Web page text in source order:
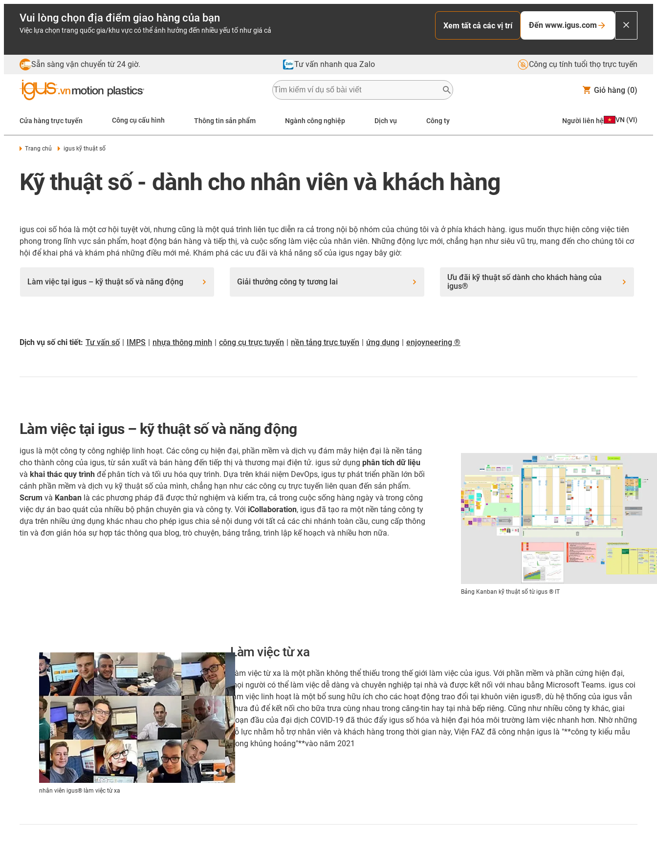
Vui lòng chọn địa điểm giao hàng của bạn
Việc lựa chọn trang quốc gia/khu vực có thể ảnh hưởng đến nhiều yếu tố như giá cả
Xem tất cả các vị trí Đến www.igus.com
Sẵn sàng vận chuyển từ 24 giờ. Tư vấn nhanh qua Zalo Công cụ tính tuổi thọ trực tuyến
Giỏ hàng (0)
Cửa hàng trực tuyến Công cụ cấu hình Thông tin sản phẩm Ngành công nghiệp Dịch vụ Công ty Người liên hệ VN (VI)
Trang chủ igus kỹ thuật số
Kỹ thuật số - dành cho nhân viên và khách hàng
igus coi số hóa là một cơ hội tuyệt vời, nhưng cũng là một quá trình liên tục diễn ra cả trong nội bộ nhóm của chúng tôi và ở phía khách hàng. igus muốn thực hiện công việc tiên
phong trong lĩnh vực sản phẩm, hoạt động bán hàng và tiếp thị, và cuộc sống làm việc của nhân viên. Những động lực mới, chẳng hạn như siêu vũ trụ, mang đến cho chúng tôi cơ
hội để khai phá và khám phá những điều mới mẻ. Khám phá các ưu đãi và khả năng số của igus ngay bây giờ:
Làm việc tại igus – kỹ thuật số và năng động Giải thưởng công ty tương lai
Ưu đãi kỹ thuật số dành cho khách hàng của
igus®
Dịch vụ số chi tiết: Tư vấn số | IMPS | nhựa thông minh | công cụ trực tuyến | nền tảng trực tuyến | ứng dụng | enjoyneering ®
Làm việc tại igus – kỹ thuật số và năng động
Bảng Kanban kỹ thuật số từ igus ® IT
igus là một công ty công nghiệp linh hoạt. Các công cụ hiện đại, phần mềm và dịch vụ đám mây hiện đại là nền tảng
cho thành công của igus, từ sản xuất và bán hàng đến tiếp thị và thương mại điện tử. igus sử dụngphân tích dữ liệu
vàkhai thác quy trình để phân tích và tối ưu hóa quy trình. Dựa trên khái niệm DevOps, igus tự phát triển phần lớn bối
cảnh phần mềm và dịch vụ kỹ thuật số của mình, chẳng hạn như các công cụ trực tuyến liên quan đến sản phẩm.
Scrum và Kanban là các phương pháp đã được thử nghiệm và kiểm tra, cả trong cuộc sống hàng ngày và trong công
việc dự án bao quát của nhiều bộ phận chuyên gia và công ty. Với iCollaboration, igus đã tạo ra một nền tảng công ty
dựa trên nhiều ứng dụng khác nhau cho phép igus chia sẻ nội dung với tất cả các chi nhánh toàn cầu, cung cấp thông
tin và đơn giản hóa sự hợp tác thông qua blog, trò chuyện, bảng trắng, trình lập kế hoạch và nhiều hơn nữa.
nhân viên igus® làm việc từ xa
Làm việc từ xa
Làm việc từ xa là một phần không thể thiếu trong thế giới làm việc của igus. Với phần mềm và phần cứng hiện đại,
mọi người có thể làm việc dễ dàng và chuyên nghiệp tại nhà và được kết nối với nhau bằng Microsoft Teams. igus coi
làm việc linh hoạt là một bổ sung hữu ích cho các hoạt động trao đổi tại khuôn viên igus®, dù hệ thống của igus vẫn
chưa đủ để kết nối cho bữa trưa cùng nhau trong căng-tin hay tại nhà bếp riêng. Cũng như nhiều công ty khác, giai
đoạn đầu của đại dịch COVID-19 đã thúc đẩy igus số hóa và hiện đại hóa môi trường làm việc nhanh hơn. Nhờ những
nỗ lực nhằm hỗ trợ nhân viên và khách hàng trong thời gian này, Viện FAZ đã công nhận igus là "**công ty kiểu mẫu
trong khủng hoảng"**vào năm 2021